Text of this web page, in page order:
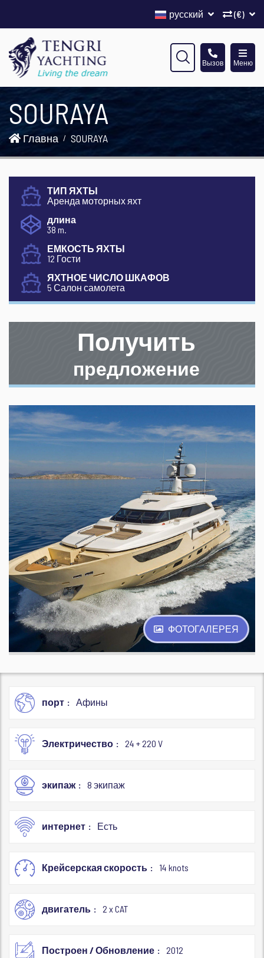
(€)
русский
Меню
Вызов
SOURAYA
Главна SOURAYA
ТИП ЯХТЫ
Аренда моторных яхт
длина
38 m.
ЕМКОСТЬ ЯХТЫ
12 Гости
ЯХТНОЕ ЧИСЛО ШКАФОВ
5 Салон самолета
Получить
предложение
ФОТОГАЛЕРЕЯ
порт Афины
Электричество 24 + 220 V
экипаж 8 экипаж
интернет Есть
Крейсерская скорость 14 knots
двигатель 2 x CAT
Построен / Обновление 2012